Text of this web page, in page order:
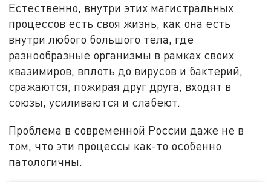
Естественно, внутри этих магистральных
процессов есть своя жизнь, как она есть
внутри любого большого тела, где
разнообразные организмы в рамках своих
квазимиров, вплоть до вирусов и бактерий,
сражаются, пожирая друг друга, входят в
союзы, усиливаются и слабеют.
Проблема в современной России даже не в
том, что эти процессы как-то особенно
патологичны.